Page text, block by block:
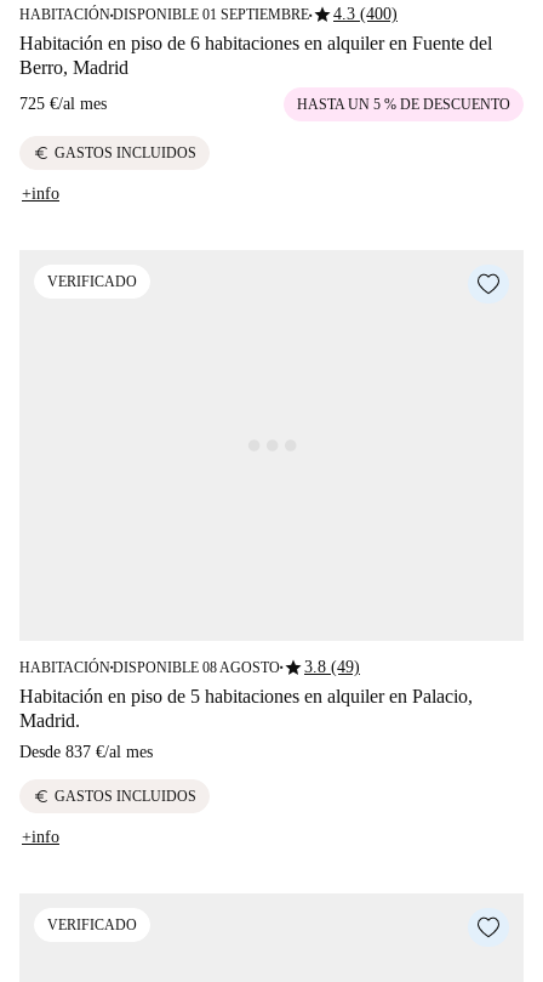
HABITACIÓN■DISPONIBLE 01 SEPTIEMBRE■star4.3 (400)
Habitación en piso de 6 habitaciones en alquiler en Fuente del
Berro, Madrid
725 €/al mes HASTA UN 5 % DE DESCUENTO
euro GASTOS INCLUIDOS
+info
VERIFICADO
HABITACIÓN■DISPONIBLE 08 AGOSTO■star3.8 (49)
Habitación en piso de 5 habitaciones en alquiler en Palacio,
Madrid.
Desde 837 €/al mes
euro GASTOS INCLUIDOS
+info
VERIFICADO